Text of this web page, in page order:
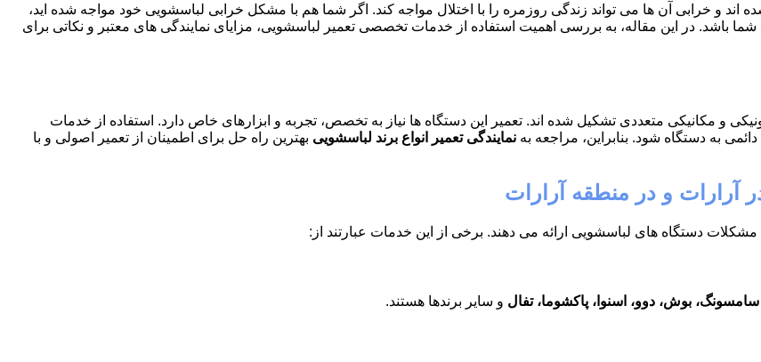
و خرابی آن ها می تواند زندگی روزمره را با اختلال مواجه کند. اگر شما هم با مشکل خرابی لباسشویی خود مواجه شده اید،
باشد. در این مقاله، به بررسی اهمیت استفاده از خدمات تخصصی تعمیر لباسشویی، مزایای نمایندگی های معتبر و نکاتی برای
و مکانیکی متعددی تشکیل شده اند. تعمیر این دستگاه ها نیاز به تخصص، تجربه و ابزارهای خاص دارد. استفاده از خدمات
به دستگاه شود. بنابراین، مراجعه به نمایندگی تعمیر انواع برند لباسشویی بهترین راه حل برای اطمینان از تعمیر اصولی و با
آرارات و در منطقه آرارات
دستگاه های لباسشویی ارائه می دهند. برخی از این خدمات عبارتند از:
بوش، دوو، اسنوا، پاکشوما، تفال و سایر برندها هستند.